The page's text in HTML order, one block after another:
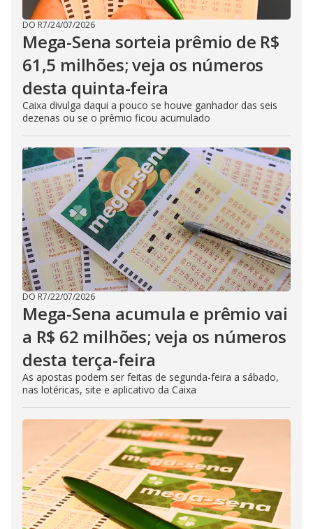
DO R7/24/07/2026
Mega-Sena sorteia prêmio de R$
61,5 milhões; veja os números
desta quinta-feira
Caixa divulga daqui a pouco se houve ganhador das seis
dezenas ou se o prêmio ficou acumulado
DO R7/22/07/2026
Mega-Sena acumula e prêmio vai
a R$ 62 milhões; veja os números
desta terça-feira
As apostas podem ser feitas de segunda-feira a sábado,
nas lotéricas, site e aplicativo da Caixa